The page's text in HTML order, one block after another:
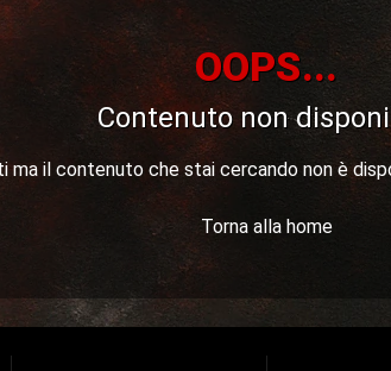
OOPS...
Contenuto non
ma il contenuto che stai cercando non è
Torna alla home